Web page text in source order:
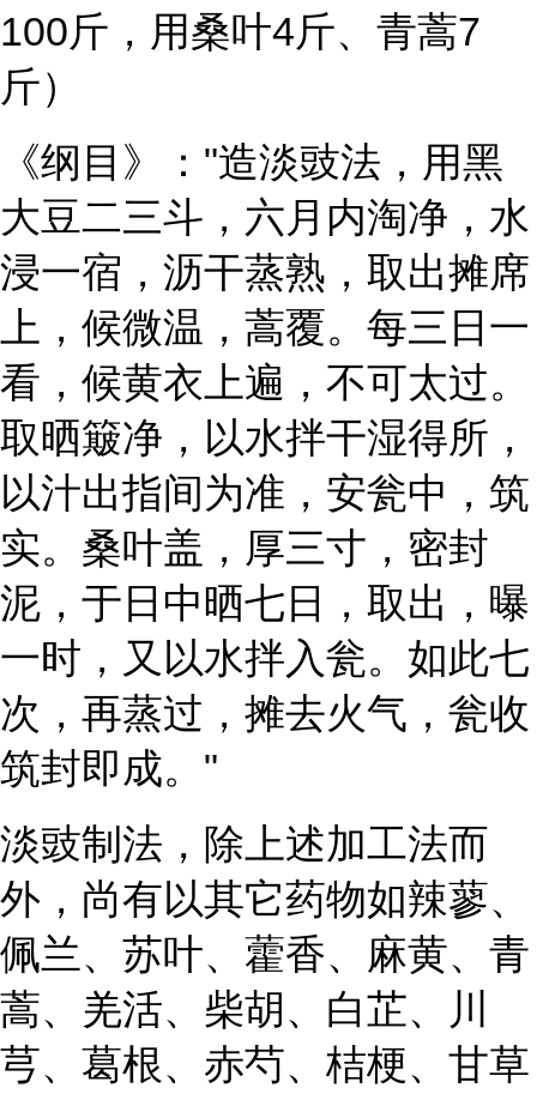
100斤，用桑叶4斤、青蒿7
斤）
《纲目》："造淡豉法，用黑
大豆二三斗，六月内淘净，水
浸一宿，沥干蒸熟，取出摊席
上，候微温，蒿覆。每三日一
看，候黄衣上遍，不可太过。
取晒簸净，以水拌干湿得所，
以汁出指间为准，安瓮中，筑
实。桑叶盖，厚三寸，密封
泥，于日中晒七日，取出，曝
一时，又以水拌入瓮。如此七
次，再蒸过，摊去火气，瓮收
筑封即成。"
淡豉制法，除上述加工法而
外，尚有以其它药物如辣蓼、
佩兰、苏叶、藿香、麻黄、青
蒿、羌活、柴胡、白芷、川
芎、葛根、赤芍、桔梗、甘草